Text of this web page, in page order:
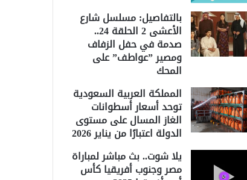
بالتفاصيل: مسلسل شارع
الأعشى 2 الحلقة 24..
صدمة في حفل الزفاف
ومصير ”عواطف” على
المحك
المملكة العربية السعودية
توحد أسعار أسطوانات
الغاز المسال على مستوى
الدولة اعتبارًا من يناير 2026
يلا شوت.. بث مباشر لمباراة
مصر وجنوب أفريقيا كأس